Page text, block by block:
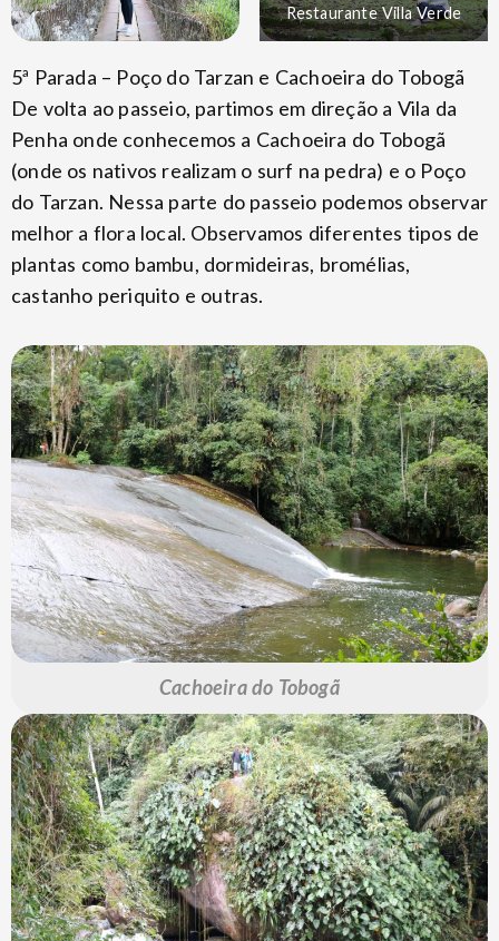
Restaurante Villa Verde
5ª Parada – Poço do Tarzan e Cachoeira do Tobogã
De volta ao passeio, partimos em direção a Vila da
Penha onde conhecemos a Cachoeira do Tobogã
(onde os nativos realizam o surf na pedra) e o Poço
do Tarzan. Nessa parte do passeio podemos observar
melhor a flora local. Observamos diferentes tipos de
plantas como bambu, dormideiras, bromélias,
castanho periquito e outras.
Cachoeira do Tobogã